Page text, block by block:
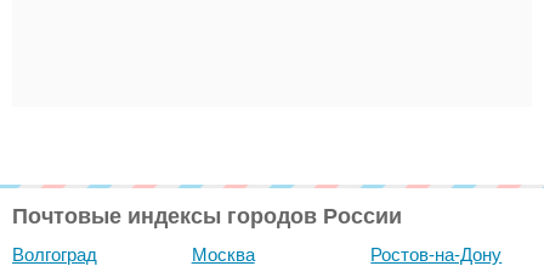
Почтовые индексы городов России
Волгоград Москва Ростов-на-Дону